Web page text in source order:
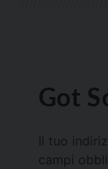
Got
Il tuo
campi